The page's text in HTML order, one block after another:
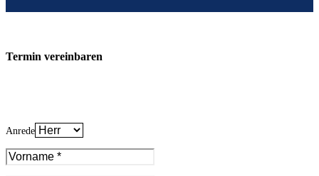
Termin vereinbaren
Anrede